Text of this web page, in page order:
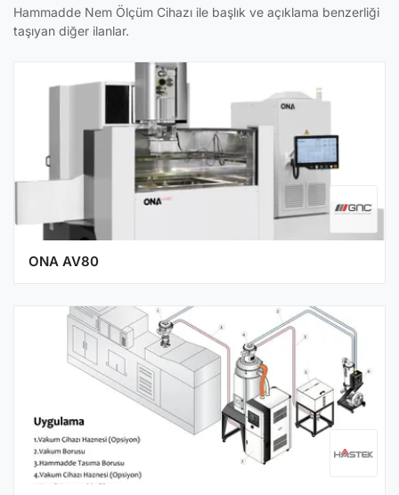
Hammadde Nem Ölçüm Cihazı ile başlık ve açıklama benzerliği
taşıyan diğer ilanlar.
ONA AV80